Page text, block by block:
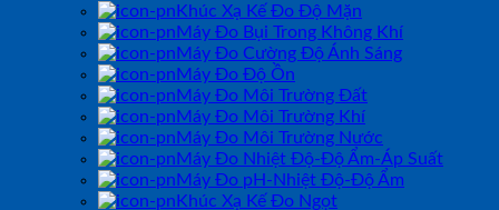
Khúc Xạ Kế Đo Độ Mặn
Máy Đo Bụi Trong Không Khí
Máy Đo Cường Độ Ánh Sáng
Máy Đo Độ Ồn
Máy Đo Môi Trường Đất
Máy Đo Môi Trường Khí
Máy Đo Môi Trường Nước
Máy Đo Nhiệt Độ-Độ Ẩm-Áp Suất
Máy Đo pH-Nhiệt Độ-Độ Ẩm
Khúc Xạ Kế Đo Ngọt